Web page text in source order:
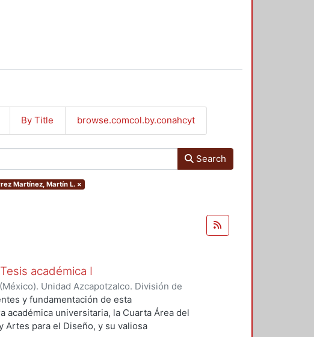
By Title browse.comcol.by.conahcyt
Search
Martínez, Martín L. ×
académica I
Unidad Azcapotzalco. División de
Gutiérrez Martínez, Martín L.;De Hoyos
y fundamentación de esta
académica universitaria, la Cuarta Área del
Artes para el Diseño, y su valiosa